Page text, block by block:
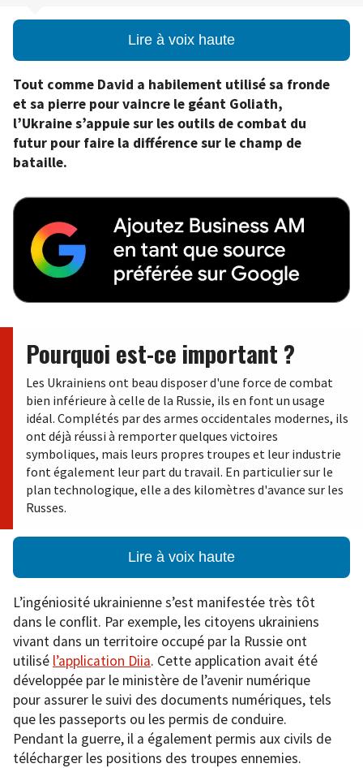
Lire à voix haute
Tout comme David a habilement utilisé sa fronde
et sa pierre pour vaincre le géant Goliath,
l’Ukraine s’appuie sur les outils de combat du
futur pour faire la différence sur le champ de
bataille.
Pourquoi est-ce important ?
Les Ukrainiens ont beau disposer d'une force de combat
bien inférieure à celle de la Russie, ils en font un usage
idéal. Complétés par des armes occidentales modernes, ils
ont déjà réussi à remporter quelques victoires
symboliques, mais leurs propres troupes et leur industrie
font également leur part du travail. En particulier sur le
plan technologique, elle a des kilomètres d'avance sur les
Russes.
Lire à voix haute
L’ingéniosité ukrainienne s’est manifestée très tôt
dans le conflit. Par exemple, les citoyens ukrainiens
vivant dans un territoire occupé par la Russie ont
utilisé l’application Diia. Cette application avait été
développée par le ministère de l’avenir numérique
pour assurer le suivi des documents numériques, tels
que les passeports ou les permis de conduire.
Pendant la guerre, il a également permis aux civils de
télécharger les positions des troupes ennemies.